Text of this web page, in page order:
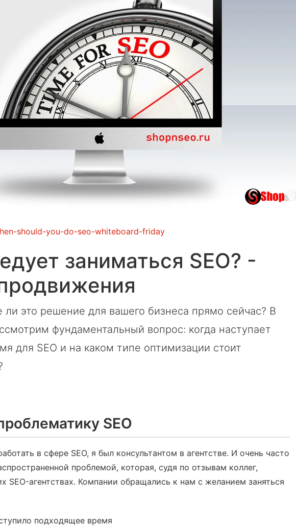
should-you-do-seo-whiteboard-friday
заниматься SEO? -
ли это решение для вашего бизнеса прямо сейчас? В
фундаментальный вопрос: когда наступает
для SEO и на каком типе оптимизации стоит
SEO
в сфере SEO, я был консультантом в агентстве. И очень часто
проблемой, которая, судя по отзывам коллег,
SEO-агентствах. Компании обращались к нам с желанием заняться
подходящее время